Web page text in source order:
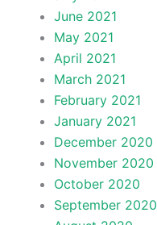
June 2021
May 2021
April 2021
March 2021
February 2021
January 2021
December 2020
November 2020
October 2020
September 2020